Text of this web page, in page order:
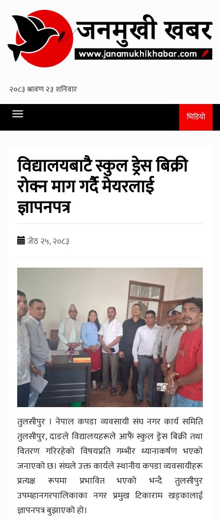
Toggle
navigation
भिडियो
विद्यालयबाटै स्कुल ड्रेस बिक्री
रोक्न माग गर्दै मेयरलाई
ज्ञापनपत्र
जेठ २५, २०८३
तुलसीपुर । नेपाल कपडा व्यवसायी संघ नगर कार्य समिति
तुलसीपुर, दाङले विद्यालयहरूले आफैं स्कुल ड्रेस बिक्री तथा
वितरण गरिरहेको विषयप्रति गम्भीर ध्यानाकर्षण भएको
जनाएको छ। संघले उक्त कार्यले स्थानीय कपडा व्यवसायीहरू
प्रत्यक्ष रूपमा प्रभावित भएको भन्दै तुलसीपुर
उपमहानगरपालिकाका नगर प्रमुख टिकाराम खड्कालाई
ज्ञापनपत्र बुझाएको हो।